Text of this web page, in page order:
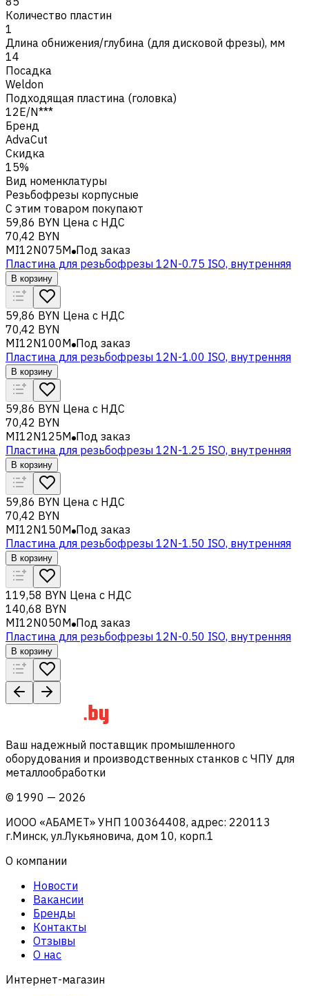
Количество пластин
1
Длина обнижения/глубина (для дисковой фрезы), мм
14
Посадка
Weldon
Подходящая пластина (головка)
12E/N***
Бренд
AdvaCut
Скидка
15%
Вид номенклатуры
Резьбофрезы корпусные
С этим товаром покупают
59,86 BYN Цена с НДС
70,42 BYN
MI12N075M Под заказ
Пластина для резьбофрезы 12N-0.75 ISO, внутренняя
В корзину
59,86 BYN Цена с НДС
70,42 BYN
MI12N100M Под заказ
Пластина для резьбофрезы 12N-1.00 ISO, внутренняя
В корзину
59,86 BYN Цена с НДС
70,42 BYN
MI12N125M Под заказ
Пластина для резьбофрезы 12N-1.25 ISO, внутренняя
В корзину
59,86 BYN Цена с НДС
70,42 BYN
MI12N150M Под заказ
Пластина для резьбофрезы 12N-1.50 ISO, внутренняя
В корзину
119,58 BYN Цена с НДС
140,68 BYN
MI12N050M Под заказ
Пластина для резьбофрезы 12N-0.50 ISO, внутренняя
В корзину
Ваш надежный поставщик промышленного
оборудования и производственных станков с ЧПУ для
металлообработки
© 1990 — 2026
ИООО «АБАМЕТ» УНП 100364408, адрес: 220113
г.Минск, ул.Лукьяновича, дом 10, корп.1
О компании
Новости
Вакансии
Бренды
Контакты
Отзывы
О нас
Интернет-магазин